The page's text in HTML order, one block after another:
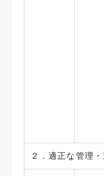
２．適正な管理